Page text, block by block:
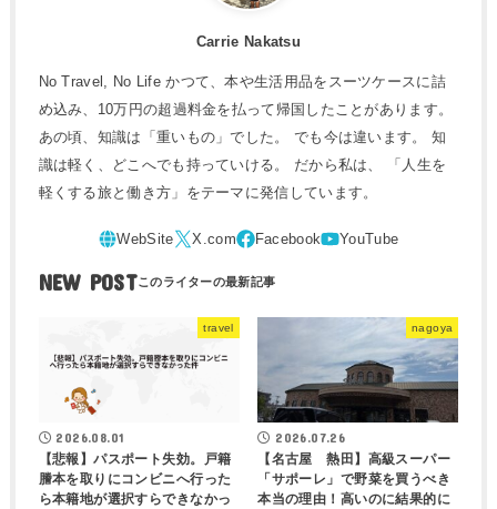
Carrie Nakatsu
No Travel, No Life かつて、本や生活用品をスーツケースに詰
め込み、10万円の超過料金を払って帰国したことがあります。
あの頃、知識は「重いもの」でした。 でも今は違います。 知
識は軽く、どこへでも持っていける。 だから私は、 「人生を
軽くする旅と働き方」をテーマに発信しています。
NEW POST
travel
2026.08.01
【悲報】パスポート失効。戸籍
謄本を取りにコンビニへ行った
ら本籍地が選択すらできなかっ
nagoya
2026.07.26
【名古屋 熱田】高級スーパー
「サポーレ」で野菜を買うべき
本当の理由！高いのに結果的に